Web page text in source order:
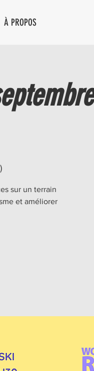
À PROPOS
sur un terrain
et améliorer